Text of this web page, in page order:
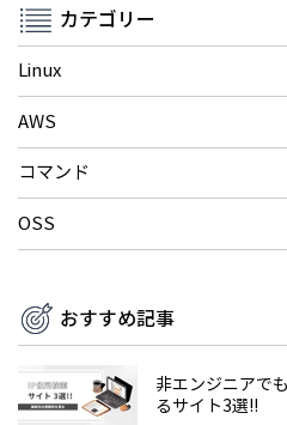
カテゴリー
Linux
AWS
コマンド
OSS
おすすめ記事
非エンジニアで
るサイト3選!!